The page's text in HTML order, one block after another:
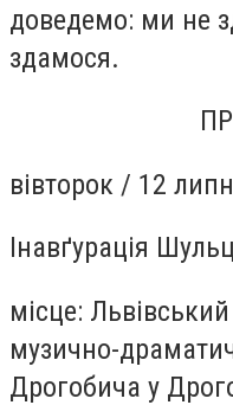
доведемо: ми не
здамося.
вівторок / 12
Інавґурація
місце:
музично-
Дрогобича у